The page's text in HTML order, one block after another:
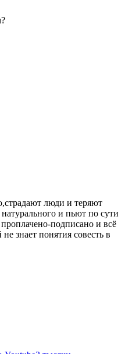
люди и теряют
и пьют по сути
подписано и всё
знает понятия совесть в